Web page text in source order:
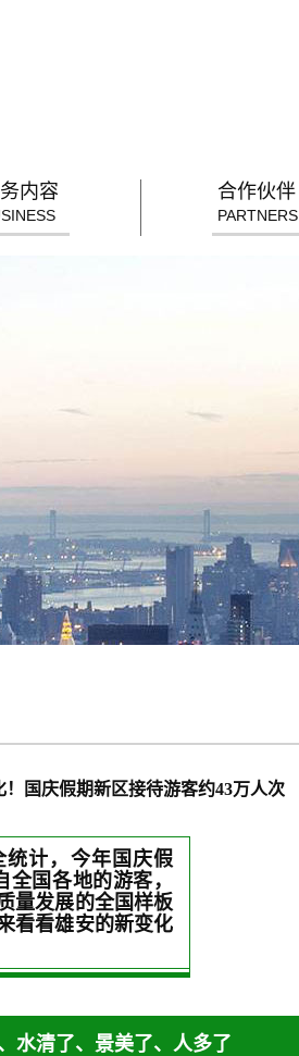
内容 合作伙伴
PARTNERS
！国庆假期新区接待游客约43万人次
统计，今年国庆假
国各地的游客，
量发展的全国样板
看看雄安的新变化
水清了、景美了、人多了